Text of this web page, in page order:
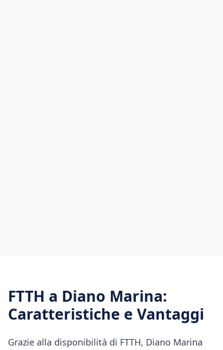
FTTH a Diano Marina:
Caratteristiche e Vantaggi
Grazie alla disponibilità di FTTH, Diano Marina